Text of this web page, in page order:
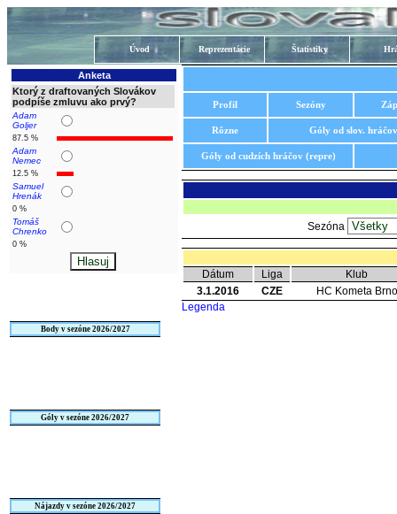
Úvod Reprezentácie Štatistiky
Anketa
Ktorý z draftovaných Slovákov
podpíše zmluvu ako prvý?
Adam
Goljer
87.5 %
Adam
Nemec
12.5 %
Samuel
Hrenák
0 %
Tomáš
Chrenko
0 %
Body v sezóne 2026/2027
Góly v sezóne 2026/2027
Nájazdy v sezóne 2026/2027
Profil Sezóny
Rôzne Góly od slov. hráčov
Góly od cudzích hráčov (repre)
Sezóna
Dátum Liga
Klub
3.1.2016
CZE
HC Kometa Brno
Legenda